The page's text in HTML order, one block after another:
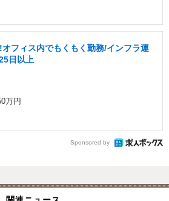
フィス内でもくもく勤務/インフラ運
日以上
万円
Sponsored by
関連ニュース